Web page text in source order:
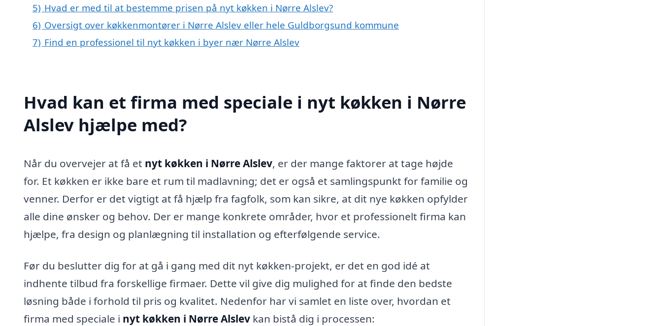
5) Hvad er med til at bestemme prisen på nyt køkken i Nørre Alslev?
6) Oversigt over køkkenmontører i Nørre Alslev eller hele Guldborgsund kommune
7) Find en professionel til nyt køkken i byer nær Nørre Alslev
Hvad kan et firma med speciale i nyt køkken i Nørre
Alslev hjælpe med?
Når du overvejer at få et nyt køkken i Nørre Alslev, er der mange faktorer at tage højde
for. Et køkken er ikke bare et rum til madlavning; det er også et samlingspunkt for familie og
venner. Derfor er det vigtigt at få hjælp fra fagfolk, som kan sikre, at dit nye køkken opfylder
alle dine ønsker og behov. Der er mange konkrete områder, hvor et professionelt firma kan
hjælpe, fra design og planlægning til installation og efterfølgende service.
Før du beslutter dig for at gå i gang med dit nyt køkken-projekt, er det en god idé at
indhente tilbud fra forskellige firmaer. Dette vil give dig mulighed for at finde den bedste
løsning både i forhold til pris og kvalitet. Nedenfor har vi samlet en liste over, hvordan et
firma med speciale i nyt køkken i Nørre Alslev kan bistå dig i processen: